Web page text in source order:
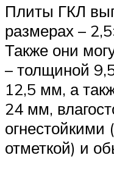
Плиты ГКЛ
размерах –
Также они
– толщиной
12,5 мм, а
24 мм,
огнестойкими
отметкой) и